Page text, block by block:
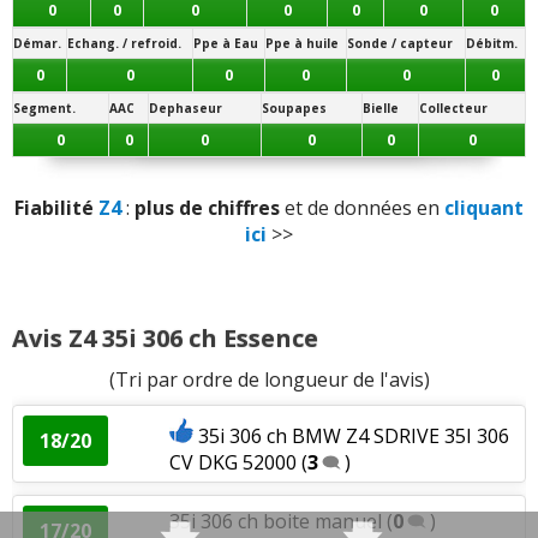
Poids:1n'aime pas
0 0 0 0 0 0 0
Démar. Echang. / refroid. Ppe à Eau Ppe à huile Sonde / capteur Débitm.
0 0 0 0 0 0
Segment. AAC Dephaseur Soupapes Bielle Collecteur
0 0 0 0 0 0
Fiabilité Z4: plus de chiffreset de données en cliquant
ici >>
Avis Z4 35i 306 ch Essence
(Tri par ordre de longueur de l'avis)
18/20
35i 306 ch BMW Z4 SDRIVE 35I 306
CV DKG 52000 (3 )
17/20 35i 306 ch boite manuel (0 )